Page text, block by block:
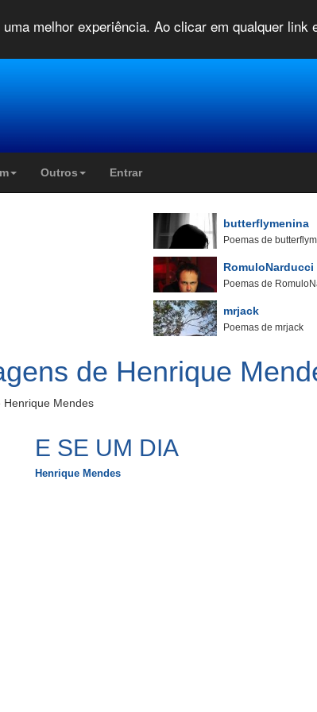
melhor experiência. Ao clicar em qualquer link
Outros Entrar
butterflymenina
Poemas de
RomuloNarducci
Poemas de
mrjack
Poemas de mrjack
de Henrique
Henrique Mendes
E SE UM DIA
Henrique Mendes